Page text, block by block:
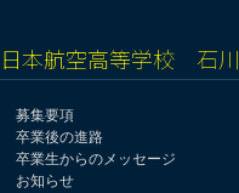
日本航空高等学校 石川
募集要項
卒業後の進路
卒業生からのメッセージ
お知らせ